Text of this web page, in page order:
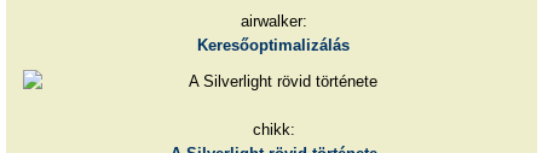
airwalker:
Keresőoptimalizálás
chikk: